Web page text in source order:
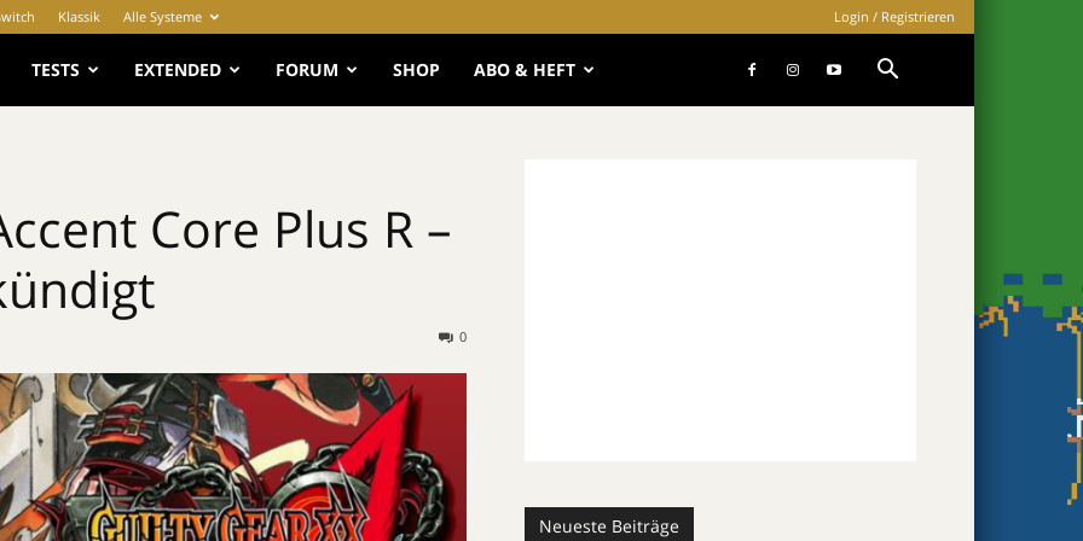
Klassik Alle Systeme Login / Registrieren
TESTS EXTENDED FORUM SHOP ABO & HEFT
Core Plus R –
0
Neueste Beiträge